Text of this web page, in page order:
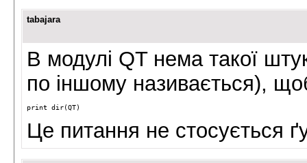
tabajara
В модулі QT нема такої
по іншому називається),
print dir(QT)
Це питання не стосується